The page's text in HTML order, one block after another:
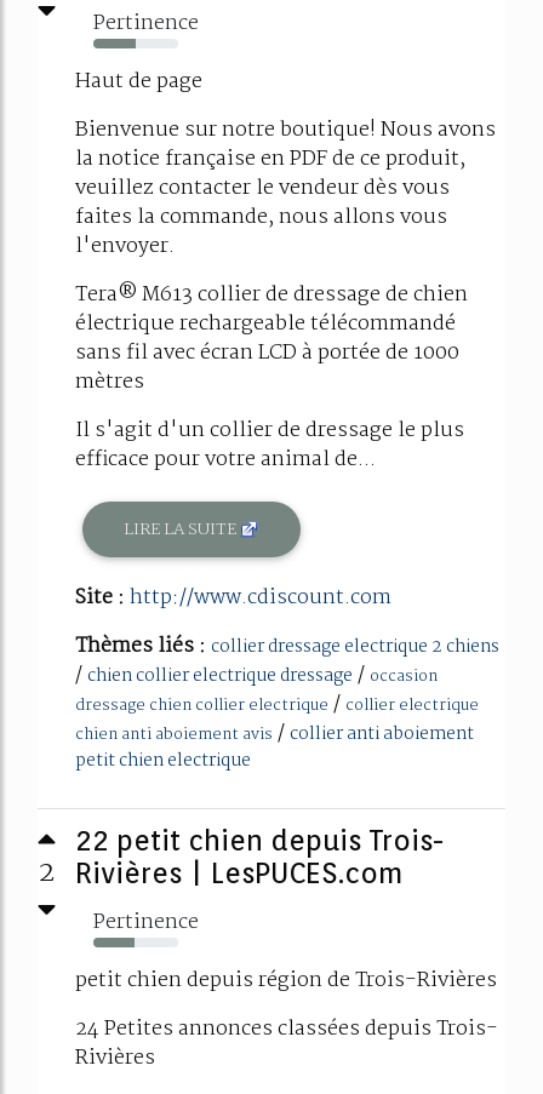
Pertinence
50%
Haut de page
Bienvenue sur notre boutique! Nous avons
la notice française en PDF de ce produit,
veuillez contacter le vendeur dès vous
faites la commande, nous allons vous
l'envoyer.
Tera® M613 collier de dressage de chien
électrique rechargeable télécommandé
sans fil avec écran LCD à portée de 1000
mètres
Il s'agit d'un collier de dressage le plus
efficace pour votre animal de...
LIRE LA SUITE
Site : http://www.cdiscount.com
Thèmes liés : collier dressage electrique 2 chiens
/ chien collier electrique dressage / occasion
dressage chien collier electrique / collier electrique
chien anti aboiement avis / collier anti aboiement
petit chien electrique
2
22 petit chien depuis Trois-
Rivières | LesPUCES.com
Pertinence
49%
petit chien depuis région de Trois-Rivières
24 Petites annonces classées depuis Trois-
Rivières